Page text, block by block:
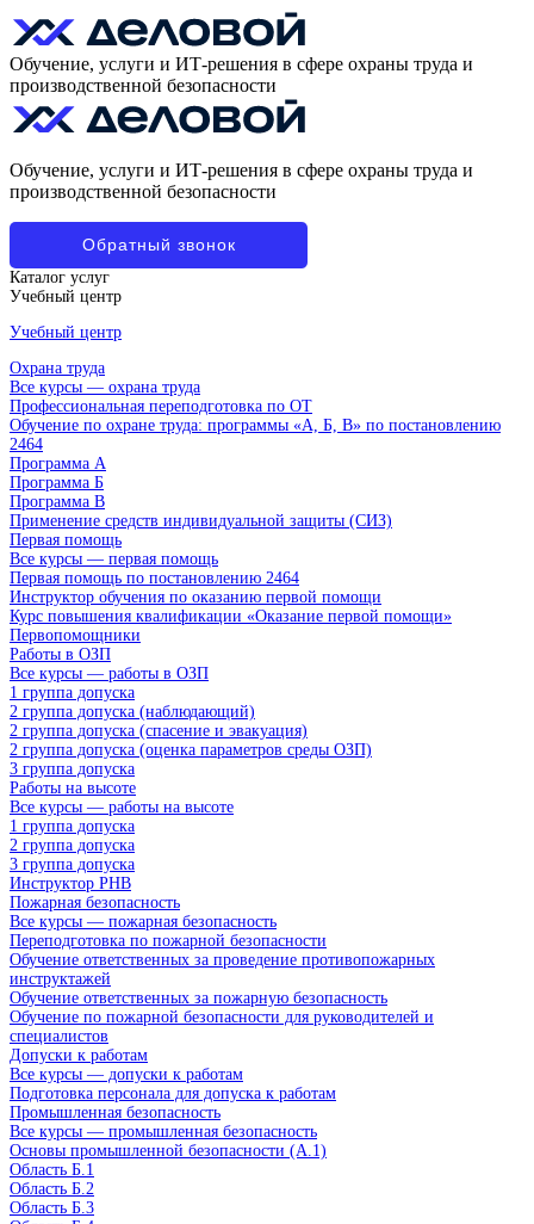
Обучение, услуги и ИТ-решения в сфере охраны труда и
производственной безопасности
Обучение, услуги и ИТ-решения в сфере охраны труда и
производственной безопасности
Обратный звонок
Каталог услуг
Учебный центр
Учебный центр
Охрана труда
Все курсы — охрана труда
Профессиональная переподготовка по ОТ
Обучение по охране труда: программы «А, Б, В» по постановлению
2464
Программа А
Программа Б
Программа В
Применение средств индивидуальной защиты (СИЗ)
Первая помощь
Все курсы — первая помощь
Первая помощь по постановлению 2464
Инструктор обучения по оказанию первой помощи
Курс повышения квалификации «Оказание первой помощи»
Первопомощники
Работы в ОЗП
Все курсы — работы в ОЗП
1 группа допуска
2 группа допуска (наблюдающий)
2 группа допуска (спасение и эвакуация)
2 группа допуска (оценка параметров среды ОЗП)
3 группа допуска
Работы на высоте
Все курсы — работы на высоте
1 группа допуска
2 группа допуска
3 группа допуска
Инструктор РНВ
Пожарная безопасность
Все курсы — пожарная безопасность
Переподготовка по пожарной безопасности
Обучение ответственных за проведение противопожарных
инструктажей
Обучение ответственных за пожарную безопасность
Обучение по пожарной безопасности для руководителей и
специалистов
Допуски к работам
Все курсы — допуски к работам
Подготовка персонала для допуска к работам
Промышленная безопасность
Все курсы — промышленная безопасность
Основы промышленной безопасности (A.1)
Область Б.1
Область Б.2
Область Б.3